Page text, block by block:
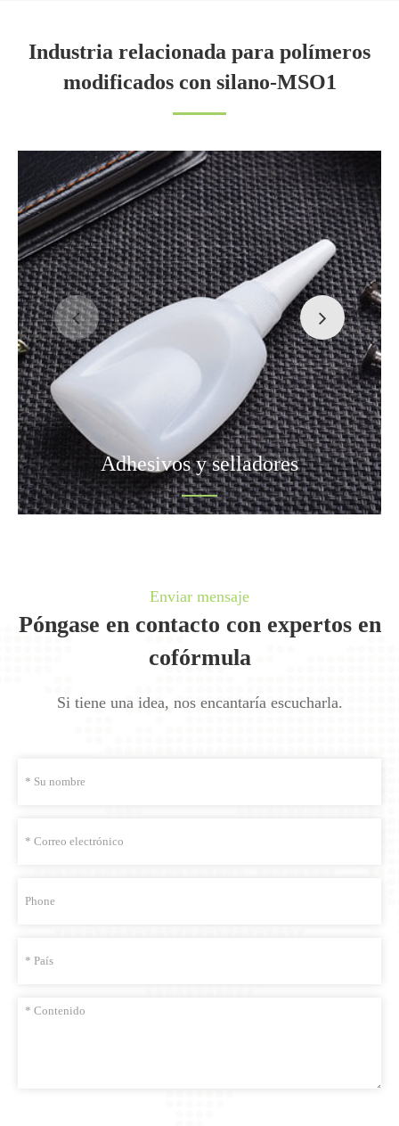
Industria relacionada para polímeros
modificados con silano-MSO1
Adhesivos y selladores
Enviar mensaje
Póngase en contacto con expertos en
cofórmula
Si tiene una idea, nos encantaría escucharla.